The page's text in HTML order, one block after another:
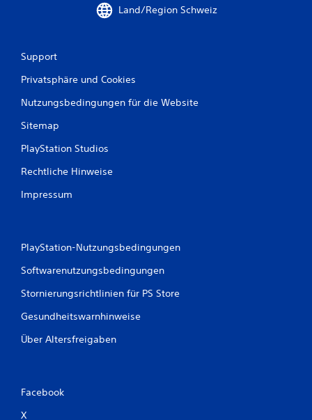
Land/Region Schweiz
Support
Privatsphäre und Cookies
Nutzungsbedingungen für die Website
Sitemap
PlayStation Studios
Rechtliche Hinweise
Impressum
PlayStation-Nutzungsbedingungen
Softwarenutzungsbedingungen
Stornierungsrichtlinien für PS Store
Gesundheitswarnhinweise
Über Altersfreigaben
Facebook
X